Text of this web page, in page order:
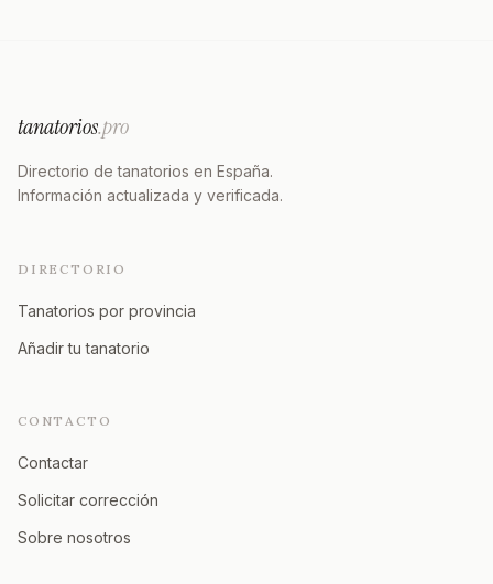
tanatorios.pro
Directorio de tanatorios en España.
Información actualizada y verificada.
DIRECTORIO
Tanatorios por provincia
Añadir tu tanatorio
CONTACTO
Contactar
Solicitar corrección
Sobre nosotros